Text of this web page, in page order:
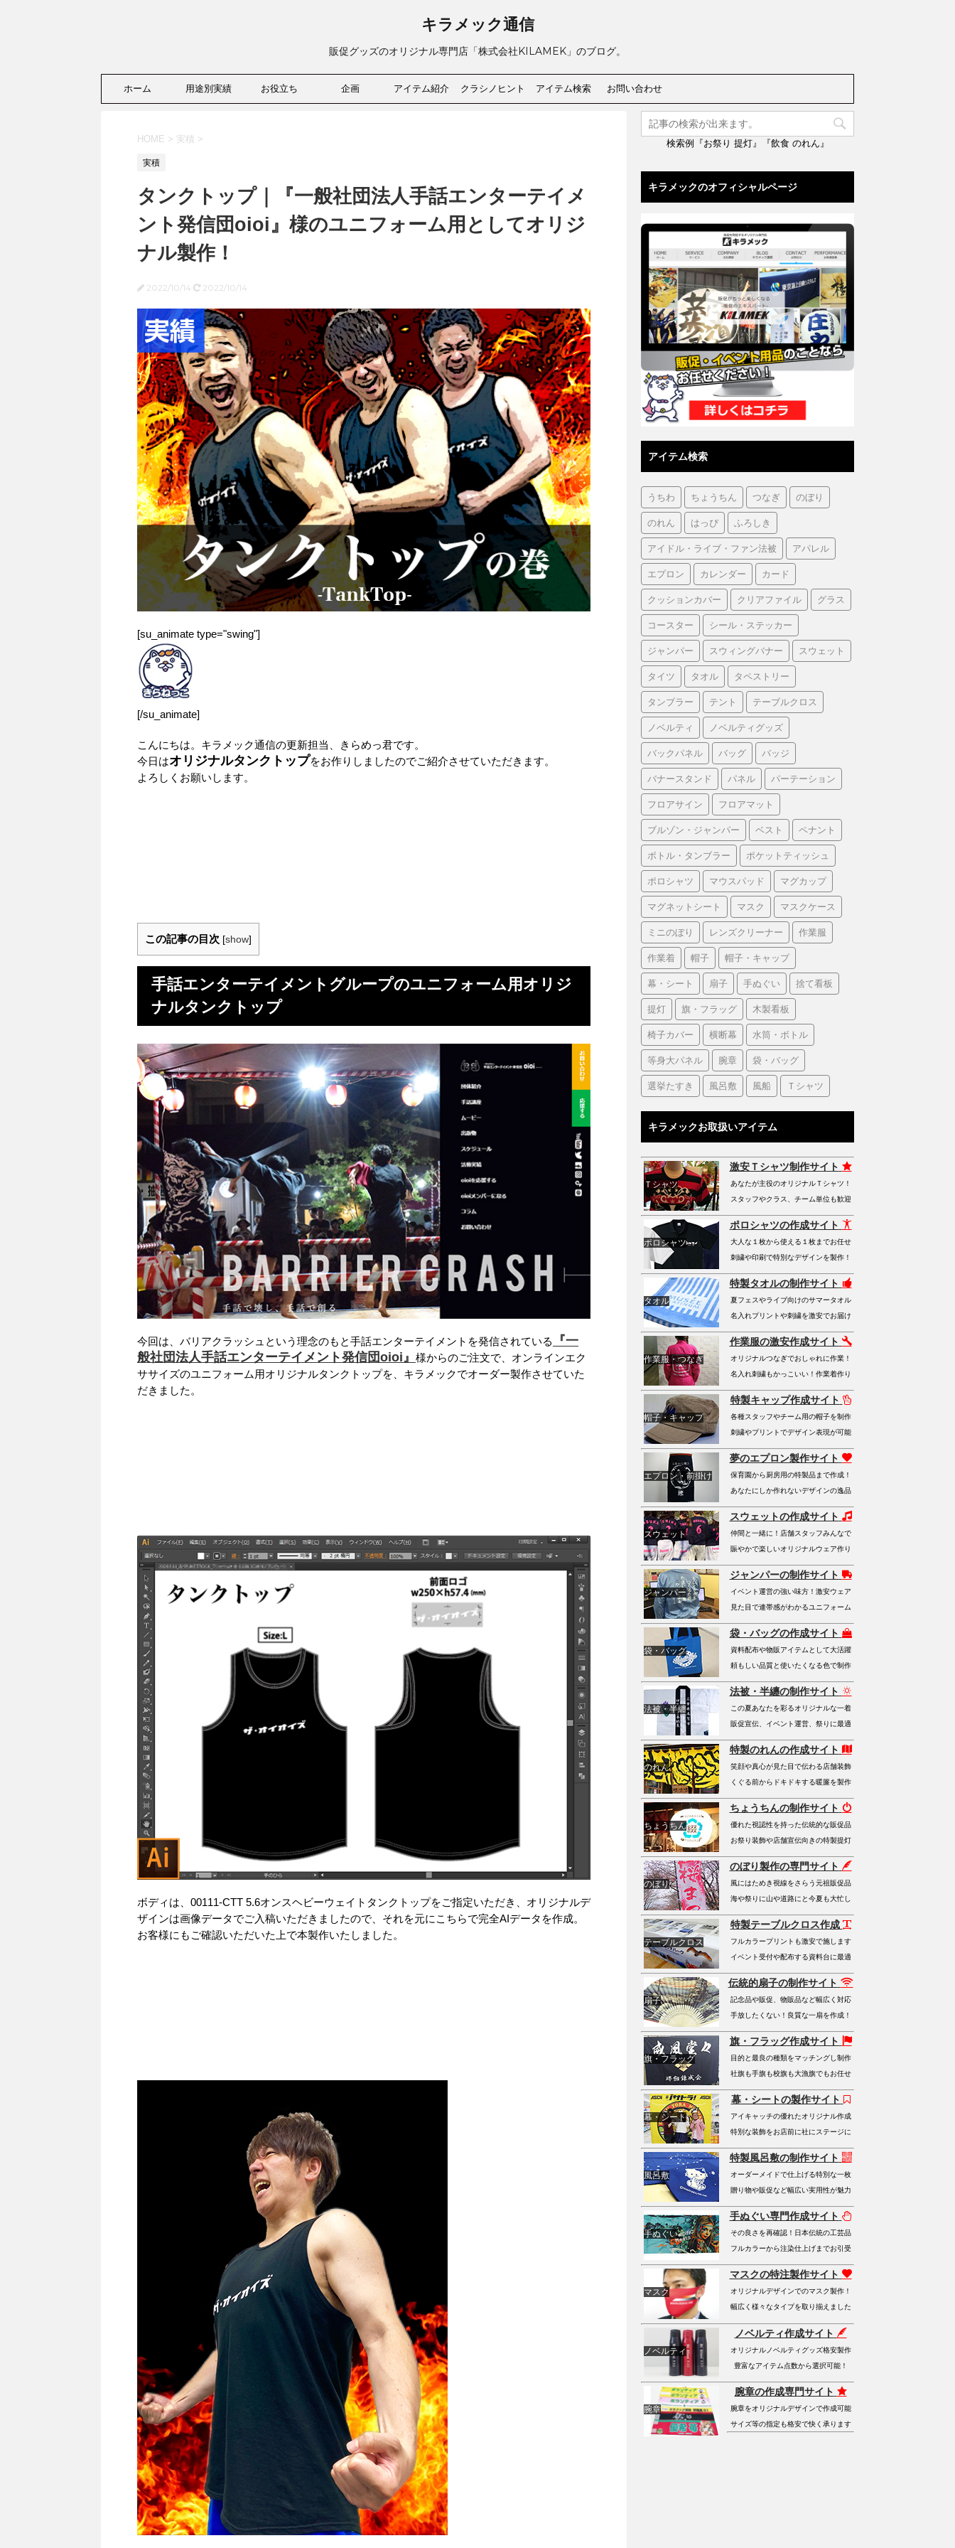
キラメック通信
販促グッズのオリジナル専門店「株式会社KILAMEK」のブログ。
ホーム 用途別実績 お役立ち 企画 アイテム紹介 クラシノヒント アイテム検索 お問い合わせ
HOME > 実積 >
実積
タンクトップ｜『一般社団法人手話エンターテイメ
ント発信団oioi』様のユニフォーム用としてオリジ
ナル製作！
2022/10/14 2022/10/14
[su_animate type="swing"]
[/su_animate]
こんにちは。キラメック通信の更新担当、きらめっ君です。
今日はオリジナルタンクトップをお作りしましたのでご紹介させていただきます。
よろしくお願いします。
この記事の目次 [show]
手話エンターテイメントグループのユニフォーム用オリジ
ナルタンクトップ
今回は、バリアクラッシュという理念のもと手話エンターテイメントを発信されている
『一
般社団法人手話エンターテイメント発信団oioi』 様からのご注文で、オンラインエク
ササイズのユニフォーム用オリジナルタンクトップを、キラメックでオーダー製作させていた
だきました。
ボディは、00111-CTT 5.6オンスヘビーウェイトタンクトップをご指定いただき、オリジナルデ
ザインは画像データでご入稿いただきましたので、それを元にこちらで完全AIデータを作成。
お客様にもご確認いただいた上で本製作いたしました。
検索例『お祭り 提灯』『飲食 のれん』
キラメックのオフィシャルページ
アイテム検索
うちわ ちょうちん つなぎ のぼり
のれん はっぴ ふろしき
アイドル・ライブ・ファン法被 アパレル
エプロン カレンダー カード
クッションカバー クリアファイル グラス
コースター シール・ステッカー
ジャンパー スウィングバナー スウェット
タイツ タオル タペストリー
タンブラー テント テーブルクロス
ノベルティ ノベルティグッズ
バックパネル バッグ バッジ
バナースタンド パネル パーテーション
フロアサイン フロアマット
ブルゾン・ジャンパー ベスト ペナント
ボトル・タンブラー ポケットティッシュ
ポロシャツ マウスパッド マグカップ
マグネットシート マスク マスクケース
ミニのぼり レンズクリーナー 作業服
作業着 帽子 帽子・キャップ
幕・シート 扇子 手ぬぐい 捨て看板
提灯 旗・フラッグ 木製看板
椅子カバー 横断幕 水筒・ボトル
等身大パネル 腕章 袋・バッグ
選挙たすき 風呂敷 風船 Ｔシャツ
キラメックお取扱いアイテム
Ｔシャツ
激安Ｔシャツ制作サイト
あなたが主役のオリジナルＴシャツ！
スタッフやクラス、チーム単位も歓迎
ポロシャツ
ポロシャツの作成サイト
大人な１枚から使える１枚までお任せ
刺繍や印刷で特別なデザインを製作！
タオル
特製タオルの制作サイト
夏フェスやライブ向けのサマータオル
名入れプリントや刺繍を激安でお届け
作業服・つなぎ
作業服の激安作成サイト
オリジナルつなぎでおしゃれに作業！
名入れ刺繍もかっこいい！作業着作り
帽子・キャップ
特製キャップ作成サイト
各種スタッフやチーム用の帽子を制作
刺繍やプリントでデザイン表現が可能
エプロン・前掛け
夢のエプロン製作サイト
保育園から厨房用の特製品まで作成！
あなたにしか作れないデザインの逸品
スウェット
スウェットの作成サイト
仲間と一緒に！店舗スタッフみんなで
賑やかで楽しいオリジナルウェア作り
ジャンパー
ジャンパーの制作サイト
イベント運営の強い味方！激安ウェア
見た目で連帯感がわかるユニフォーム
袋・バッグ
袋・バッグの作成サイト
資料配布や物販アイテムとして大活躍
頼もしい品質と使いたくなる色で制作
法被・半纏
法被・半纏の制作サイト
この夏あなたを彩るオリジナルな一着
販促宣伝、イベント運営、祭りに最適
のれん
特製のれんの作成サイト
笑顔や真心が見た目で伝わる店舗装飾
くぐる前からドキドキする暖簾を製作
ちょうちん
ちょうちんの制作サイト
優れた視認性を持った伝統的な販促品
お祭り装飾や店舗宣伝向きの特製提灯
のぼり
のぼり製作の専門サイト
風にはためき視線をさらう元祖販促品
海や祭りに山や道路にと今夏も大忙し
テーブルクロス
特製テーブルクロス作成
フルカラープリントも激安で施します
イベント受付や配布する資料台に最適
扇子
伝統的扇子の制作サイト
記念品や販促、物販品など幅広く対応
手放したくない！良質な一扇を作成！
旗・フラッグ
旗・フラッグ作成サイト
目的と最良の種類をマッチングし制作
社旗も手旗も校旗も大漁旗でもお任せ
幕・シート
幕・シートの製作サイト
アイキャッチの優れたオリジナル作成
特別な装飾をお店前に社にステージに
風呂敷
特製風呂敷の制作サイト
オーダーメイドで仕上げる特別な一枚
贈り物や販促など幅広い実用性が魅力
手ぬぐい
手ぬぐい専門作成サイト
その良さを再確認！日本伝統の工芸品
フルカラーから注染仕上げまでお引受
マスク
マスクの特注製作サイト
オリジナルデザインでのマスク製作！
幅広く様々なタイプを取り揃えました
ノベルティ
ノベルティ作成サイト
オリジナルノベルティグッズ格安製作
豊富なアイテム点数から選択可能！
腕章
腕章の作成専門サイト
腕章をオリジナルデザインで作成可能
サイズ等の指定も格安で快く承ります